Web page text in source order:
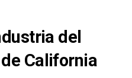
del
California